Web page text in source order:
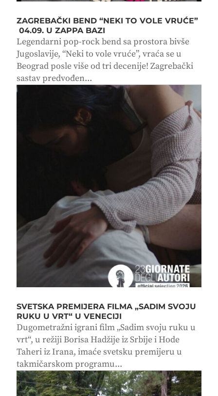
ZAGREBAČKI BEND “NEKI TO VOLE VRUĆE”
04.09. U ZAPPA BAZI
Legendarni pop-rock bend sa prostora bivše
Jugoslavije, “Neki to vole vruće”, vraća se u
Beograd posle više od tri decenije! Zagrebački
sastav predvođen...
SVETSKA PREMIJERA FILMA „SADIM SVOJU
RUKU U VRT“ U VENECIJI
Dugometražni igrani film „Sadim svoju ruku u
vrt“, u režiji Borisa Hadžije iz Srbije i Hode
Taheri iz Irana, imaće svetsku premijeru u
takmičarskom programu...